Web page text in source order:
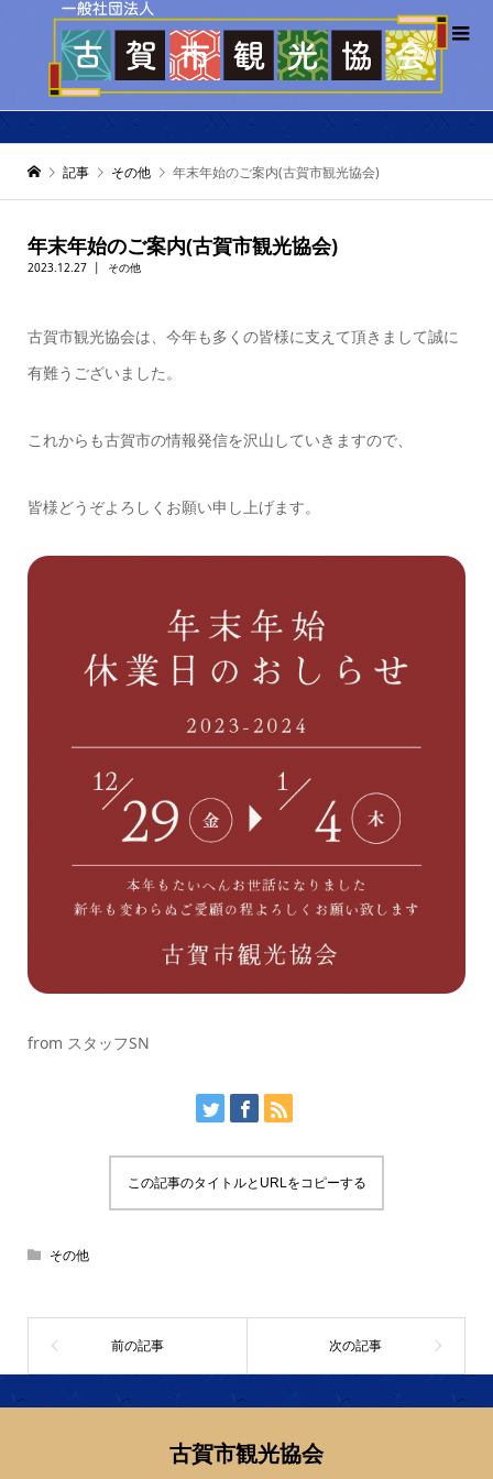
記事 その他 年末年始のご案内(古賀市観光協会)
年末年始のご案内(古賀市観光協会)
2023.12.27 その他
古賀市観光協会は、今年も多くの皆様に支えて頂きまして誠に
有難うございました。
これからも古賀市の情報発信を沢山していきますので、
皆様どうぞよろしくお願い申し上げます。
from スタッフSN
この記事のタイトルとURLをコピーする
その他
古賀市観光協会